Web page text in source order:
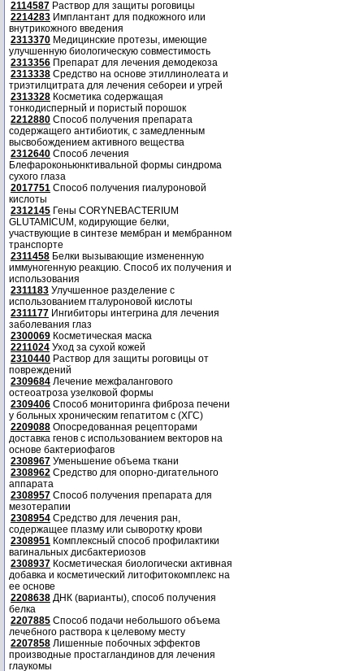
2114587 Раствор для защиты роговицы
2214283 Имплантант для подкожного или
внутрикожного введения
2313370 Медицинские протезы, имеющие
улучшенную биологическую совместимость
2313356 Препарат для лечения демодекоза
2313338 Средство на основе этиллинолеата и
триэтилцитрата для лечения себореи и угрей
2313328 Косметика содержащая
тонкодисперный и пористый порошок
2212880 Способ получения препарата
содержащего антибиотик, с замедленным
высвобождением активного вещества
2312640 Способ лечения
Блефароконьюнктивальной формы синдрома
сухого глаза
2017751 Способ получения гиалуроновой
кислоты
2312145 Гены CORYNEBACTERIUM
GLUTAMICUM, кодирующие белки,
участвующие в синтезе мембран и мембранном
транспорте
2311458 Белки вызывающие измененную
иммуногенную реакцию. Способ их получения и
использования
2311183 Улучшенное разделение с
использованием гталуроновой кислоты
2311177 Ингибиторы интегрина для лечения
заболевания глаз
2300069 Косметическая маска
2211024 Уход за сухой кожей
2310440 Раствор для защиты роговицы от
повреждений
2309684 Лечение межфалангового
остеоатроза узелковой формы
2309406 Способ мониторинга фиброза печени
у больных хроническим гепатитом с (ХГС)
2209088 Опосредованная рецепторами
доставка генов с использованием векторов на
основе бактериофагов
2308967 Уменьшение объема ткани
2308962 Средство для опорно-дигательного
аппарата
2308957 Способ получения препарата для
мезотерапии
2308954 Средство для лечения ран,
содержащее плазму или сыворотку крови
2308951 Комплексный способ профилактики
вагинальных дисбактериозов
2308937 Косметическая биологически активная
добавка и косметический литофитокомплекс на
ее основе
2208638 ДНК (варианты), способ получения
белка
2207885 Способ подачи небольшого объема
лечебного раствора к целевому месту
2207858 Лишенные побочных эффектов
производные простагландинов для лечения
глаукомы